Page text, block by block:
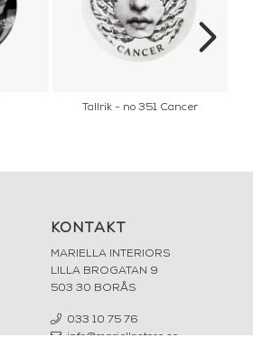
Tallrik - no 351 Cancer
KONTAKT
MARIELLA INTERIORS
LILLA BROGATAN 9
503 30 BORÅS
033 10 75 76
info@mariellastore.se